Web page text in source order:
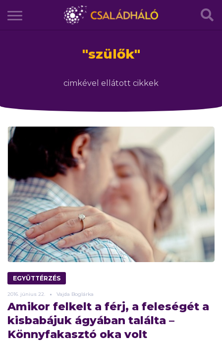
"szülők"
cimkével ellátott cikkek
EGYÜTTÉRZÉS
2016. június 22. Vajda Boglárka
Amikor felkelt a férj, a feleségét a
kisbabájuk ágyában találta –
Könnyfakasztó oka volt